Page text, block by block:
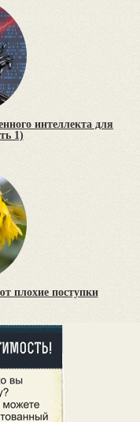
интеллекта для
1)
плохие поступки